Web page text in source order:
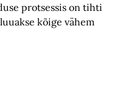
protsessis on tihti
kõige vähem